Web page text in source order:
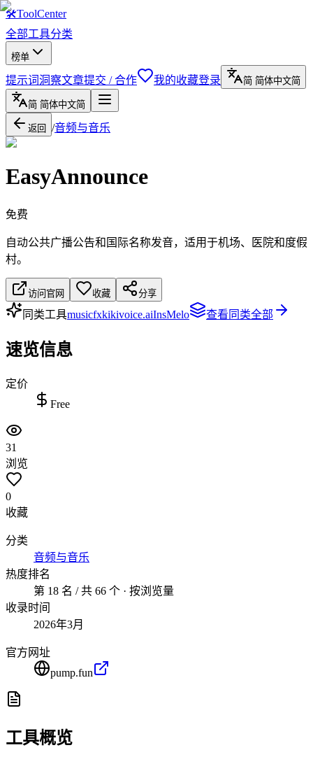
🛠ToolCenter
全部工具分类
榜单
提示词洞察文章提交 / 合作 我的收藏登录 简 简体中文简
简 简体中文简
返回 /音频与音乐
EasyAnnounce
免费
自动公共广播公告和国际名称发音，适用于机场、医院和度假
村。
访问官网 收藏 分享
同类工具musicfxkikivoice.aiInsMelo 查看同类全部
速览信息
定价
Free
31
浏览
0
收藏
分类
音频与音乐
热度排名
第 18 名 / 共 66 个 · 按浏览量
收录时间
2026年3月
官方网址
pump.fun
工具概览